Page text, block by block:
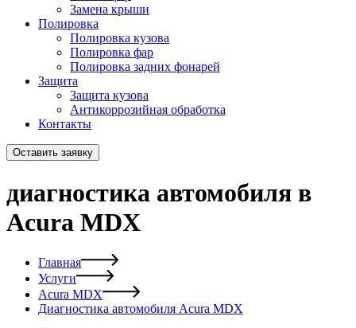
Замена крыши
Полировка
Полировка кузова
Полировка фар
Полировка задних фонарей
Защита
Защита кузова
Антикоррозийная обработка
Контакты
Оставить заявку
диагностика автомобиля в
Acura MDX
Главная
Услуги
Acura MDX
Диагностика автомобиля Acura MDX